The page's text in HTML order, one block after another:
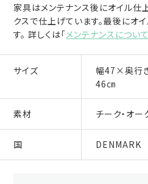
家具はメンテナンス後にオイル仕
クスで仕上げています。最後にオ
す。 詳しくは「メンテナンスについて
サイズ
幅47×奥行
46㎝
素材 チーク・オー
国 DENMARK